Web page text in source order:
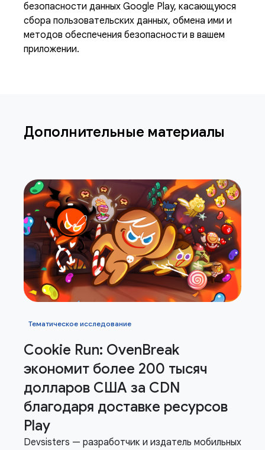
безопасности данных Google Play, касающуюся
сбора пользовательских данных, обмена ими и
методов обеспечения безопасности в вашем
приложении.
Дополнительные материалы
Тематическое исследование
Cookie Run: OvenBreak
экономит более 200 тысяч
долларов США за CDN
благодаря доставке ресурсов
Play
Devsisters — разработчик и издатель мобильных